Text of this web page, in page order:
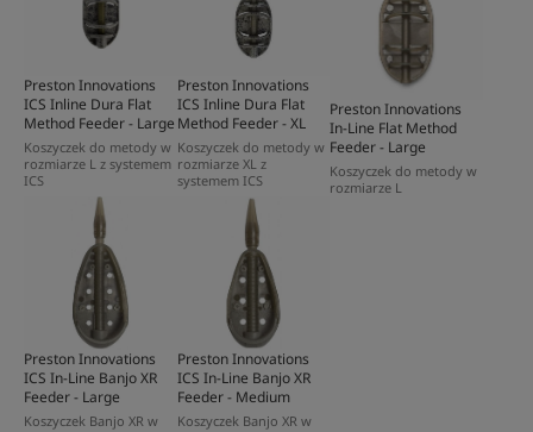
Preston Innovations
ICS Inline Dura Flat
Method Feeder - Large
Koszyczek do metody w
rozmiarze L z systemem
ICS
Preston Innovations
ICS Inline Dura Flat
Method Feeder - XL
Koszyczek do metody w
rozmiarze XL z
systemem ICS
Preston Innovations
In-Line Flat Method
Feeder - Large
Koszyczek do metody w
rozmiarze L
Preston Innovations
ICS In-Line Banjo XR
Feeder - Large
Koszyczek Banjo XR w
Preston Innovations
ICS In-Line Banjo XR
Feeder - Medium
Koszyczek Banjo XR w